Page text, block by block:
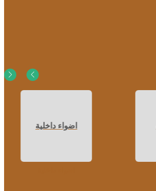
اضواء داخلية